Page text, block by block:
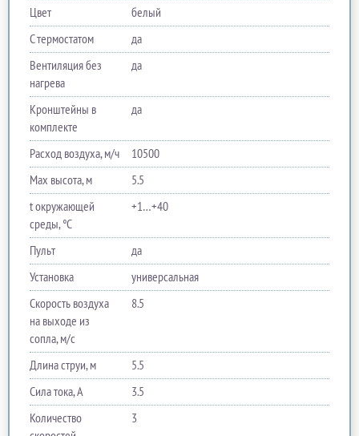
Цвет
белый
С термостатом
да
Вентиляция без
нагрева
да
Кронштейны в
комплекте
да
Расход воздуха, м/ч
10500
Max высота, м
5.5
t окружающей
среды, °C
+1…+40
Пульт
да
Установка
универсальная
Скорость воздуха
на выходе из
сопла, м/с
8.5
Длина струи, м
5.5
Сила тока, A
3.5
Количество
3